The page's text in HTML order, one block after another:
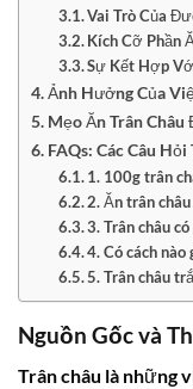
Vai Trò Của
Kích Cỡ Phần
Sự Kết Hợp
Ảnh Hưởng Của
Mẹo Ăn Trân
FAQs: Các Câu
1. 100g trân
2. Ăn trân
3. Trân châu
4. Có cách
5. Trân châu
Nguồn Gốc và
Trân châu là những